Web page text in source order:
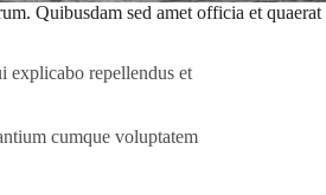
Quibusdam sed amet officia et quaerat
explicabo repellendus et
cumque voluptatem